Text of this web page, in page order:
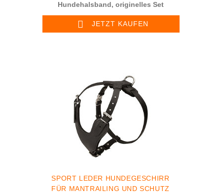
Hundehalsband, originelles Set
JETZT KAUFEN
SPORT LEDER HUNDEGESCHIRR
FÜR MANTRAILING UND SCHUTZ